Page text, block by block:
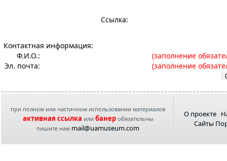
Cсылка:
Контактная информация:
Ф.И.О.:
(заполнение
Эл. почта:
(заполнение
при полном или частичном использовании материалов
активная ссылка или банеробязательны
пишите нам mail@uamuseum.com
О проекте
Сайты